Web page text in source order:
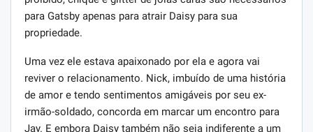
para Gatsby apenas para atrair Daisy para sua
propriedade.
Uma vez ele estava apaixonado por ela e agora vai
reviver o relacionamento. Nick, imbuído de uma história
de amor e tendo sentimentos amigáveis ​​por seu ex-
irmão-soldado, concorda em marcar um encontro para
Jay. E embora Daisy também não seja indiferente a um